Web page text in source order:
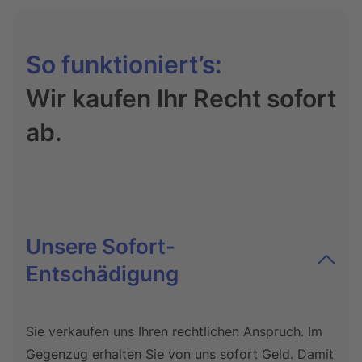
So funktioniert’s:
Wir kaufen Ihr Recht sofort
ab.
Unsere Sofort-
Entschädigung
Sie verkaufen uns Ihren rechtlichen Anspruch. Im
Gegenzug erhalten Sie von uns sofort Geld. Damit